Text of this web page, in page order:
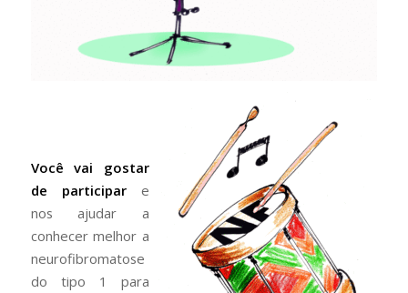
Você vai gostar
de participar e
nos ajudar a
conhecer melhor a
neurofibromatose
do tipo 1 para